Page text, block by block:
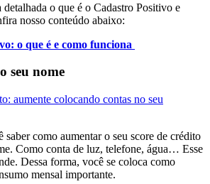
detalhada o que é o Cadastro Positivo e
nosso conteúdo abaixo:
o que é e como funciona
seu nome
saber como aumentar o seu score de crédito
Como conta de luz, telefone, água… Esse
Dessa forma, você se coloca como
mensal importante.